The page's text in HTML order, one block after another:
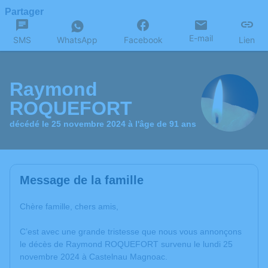
Partager
SMS WhatsApp Facebook E-mail Lien
Raymond
ROQUEFORT
décédé le 25 novembre 2024 à l'âge de 91 ans
Message de la famille
Chère famille, chers amis,
C’est avec une grande tristesse que nous vous annonçons
le décès de Raymond ROQUEFORT survenu le lundi 25
novembre 2024 à Castelnau Magnoac.